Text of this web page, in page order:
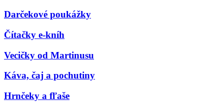
Darčekové poukážky
Čítačky e-kníh
Vecičky od Martinusu
Káva, čaj a pochutiny
Hrnčeky a fľaše